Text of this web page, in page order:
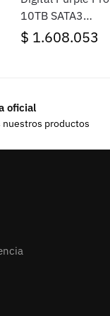
10TB SATA3
7200rpm 256MB
$ 1.608.053
oficial
nuestros productos